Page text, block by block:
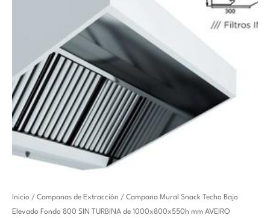
Inicio / Campanas de Extracción / Campana Mural Snack Techo Bajo
Elevado Fondo 800 SIN TURBINA de 1000x800x550h mm AVEIRO
El
precio
El
precio
Campana
Mural